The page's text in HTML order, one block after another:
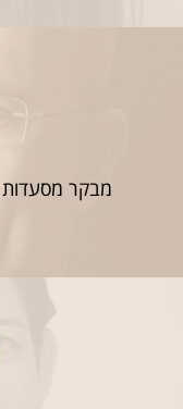
מבקר מסעדות